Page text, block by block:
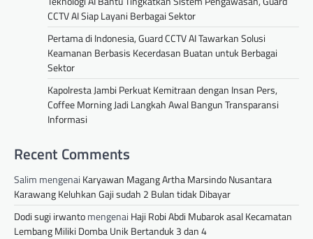
CCTV AI Siap Layani Berbagai Sektor
Pertama di Indonesia, Guard CCTV AI Tawarkan Solusi
Keamanan Berbasis Kecerdasan Buatan untuk Berbagai
Sektor
Kapolresta Jambi Perkuat Kemitraan dengan Insan Pers,
Coffee Morning Jadi Langkah Awal Bangun Transparansi
Informasi
Recent Comments
Salim mengenai Karyawan Magang Artha Marsindo Nusantara
Karawang Keluhkan Gaji sudah 2 Bulan tidak Dibayar
Dodi sugi irwantomengenai Haji Robi Abdi Mubarok asal Kecamatan
Lembang Miliki Domba Unik Bertanduk 3 dan 4